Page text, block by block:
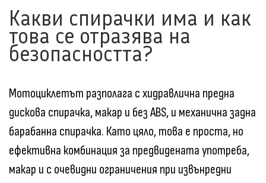
Какви спирачки има и как
това се отразява на
безопасността?
Мотоциклетът разполага с хидравлична предна
дискова спирачка, макар и без ABS, и механична задна
барабанна спирачка. Като цяло, това е проста, но
ефективна комбинация за предвидената употреба,
макар и с очевидни ограничения при извънредни